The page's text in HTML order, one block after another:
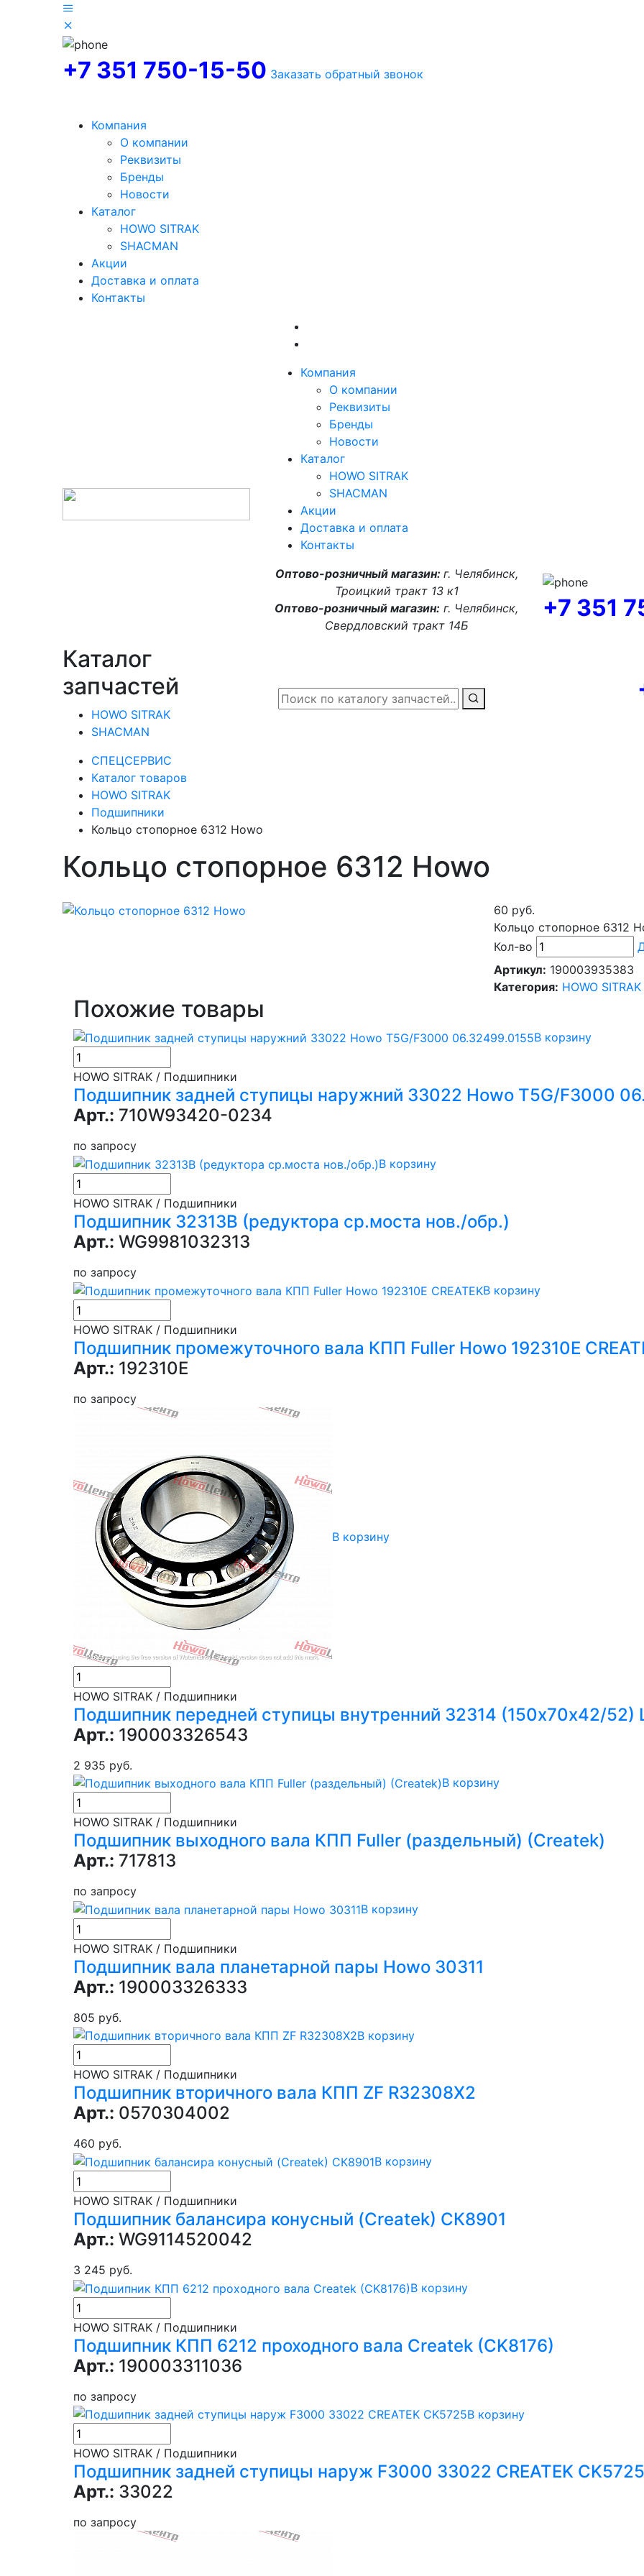
+7 351 750-15-50 Заказать обратный звонок
Компания
О компании
Реквизиты
Бренды
Новости
Каталог
HOWO SITRAK
SHACMAN
Акции
Доставка и оплата
Контакты
Компания
О компании
Реквизиты
Бренды
Новости
Каталог
HOWO SITRAK
SHACMAN
Акции
Доставка и оплата
Контакты
Оптово-розничный магазин: г. Челябинск,
Троицкий тракт 13 к1
Оптово-розничный магазин: г. Челябинск,
Свердловский тракт 14Б
+7 351
Каталог
запчастей
HOWO SITRAK
SHACMAN
СПЕЦСЕРВИС
Каталог товаров
HOWO SITRAK
Подшипники
Кольцо стопорное 6312 Howo
Кольцо стопорное 6312 Howo
60 руб.
Кольцо стопорное 6312
Кол-во
Артикул: 190003935383
Категория: HOWO SITRAK
Похожие товары
В корзину
HOWO SITRAK / Подшипники
Подшипник задней ступицы наружний 33022 Howo T5G/F3000
Арт.: 710W93420-0234
по запросу
В корзину
HOWO SITRAK / Подшипники
Подшипник 32313B (редуктора ср.моста нов./обр.)
Арт.: WG9981032313
по запросу
В корзину
HOWO SITRAK / Подшипники
Подшипник промежуточного вала КПП Fuller Howo 192310E
Арт.: 192310E
по запросу
В корзину
HOWO SITRAK / Подшипники
Подшипник передней ступицы внутренний 32314 (150х70х42/52)
Арт.: 190003326543
2 935 руб.
В корзину
HOWO SITRAK / Подшипники
Подшипник выходного вала КПП Fuller (раздельный) (Createk)
Арт.: 717813
по запросу
В корзину
HOWO SITRAK / Подшипники
Подшипник вала планетарной пары Howo 30311
Арт.: 190003326333
805 руб.
В корзину
HOWO SITRAK / Подшипники
Подшипник вторичного вала КПП ZF R32308X2
Арт.: 0570304002
460 руб.
В корзину
HOWO SITRAK / Подшипники
Подшипник балансира конусный (Createk) СК8901
Арт.: WG9114520042
3 245 руб.
В корзину
HOWO SITRAK / Подшипники
Подшипник КПП 6212 проходного вала Createk (CK8176)
Арт.: 190003311036
по запросу
В корзину
HOWO SITRAK / Подшипники
Подшипник задней ступицы наруж F3000 33022 CREATEK CK5725
Арт.: 33022
по запросу